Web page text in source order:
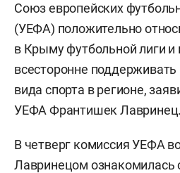
Союз европейских
(УЕФА) положительно
в Крыму футбольной лиги и
всесторонне поддерживать
вида спорта в регионе,
УЕФА Франтишек Лавринец.
В четверг комиссия УЕФА
Лавринецом ознакомилась